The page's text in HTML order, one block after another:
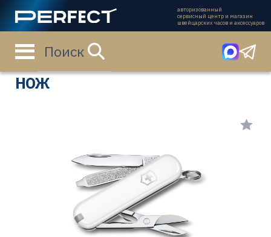
авторизованный
сервисный центр и магазин
швейцарских часов и аксессуаров
Поиск
Главная страница Каталог
НОЖ